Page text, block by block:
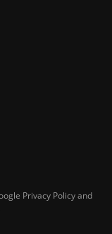
Privacy Policyand